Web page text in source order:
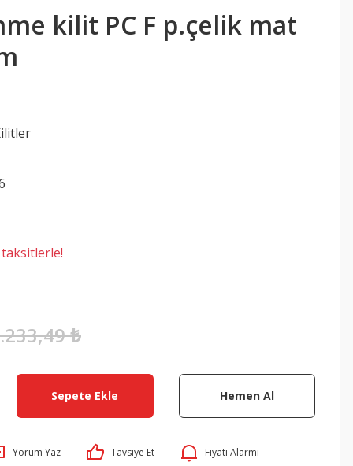
kilit PC F p.çelik mat
₺
Sepete Ekle Hemen Al
Yorum Yaz Tavsiye Et Fiyatı Alarmı